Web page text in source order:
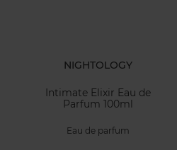
NIGHTOLOGY
Intimate Elixir Eau de
Parfum 100ml
Eau de parfum